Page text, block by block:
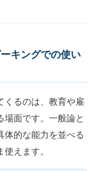
キングでの使い
るのは、教育や雇
面です。一般論と
体的な能力を並べる
えます。